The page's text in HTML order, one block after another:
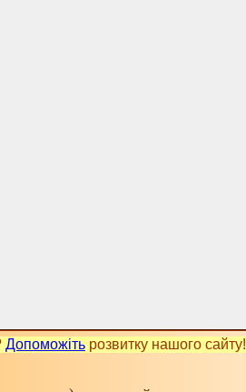
Допоможіть розвитку нашого сайту!